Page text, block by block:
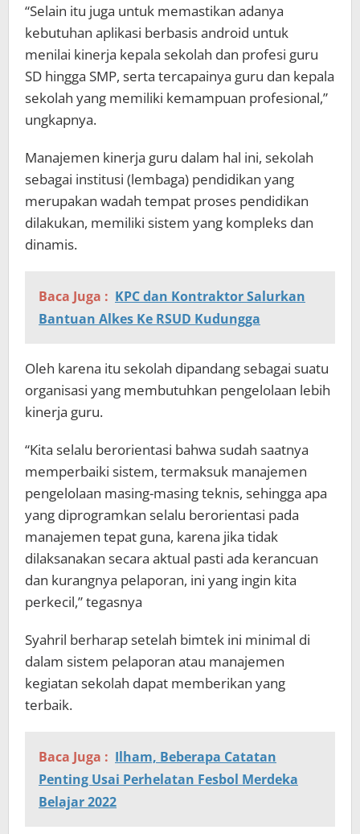
“Selain itu juga untuk memastikan adanya
kebutuhan aplikasi berbasis android untuk
menilai kinerja kepala sekolah dan profesi guru
SD hingga SMP, serta tercapainya guru dan kepala
sekolah yang memiliki kemampuan profesional,”
ungkapnya.
Manajemen kinerja guru dalam hal ini, sekolah
sebagai institusi (lembaga) pendidikan yang
merupakan wadah tempat proses pendidikan
dilakukan, memiliki sistem yang kompleks dan
dinamis.
Baca Juga : KPC dan Kontraktor Salurkan
Bantuan Alkes Ke RSUD Kudungga
Oleh karena itu sekolah dipandang sebagai suatu
organisasi yang membutuhkan pengelolaan lebih
kinerja guru.
“Kita selalu berorientasi bahwa sudah saatnya
memperbaiki sistem, termaksuk manajemen
pengelolaan masing-masing teknis, sehingga apa
yang diprogramkan selalu berorientasi pada
manajemen tepat guna, karena jika tidak
dilaksanakan secara aktual pasti ada kerancuan
dan kurangnya pelaporan, ini yang ingin kita
perkecil,” tegasnya
Syahril berharap setelah bimtek ini minimal di
dalam sistem pelaporan atau manajemen
kegiatan sekolah dapat memberikan yang
terbaik.
Baca Juga : Ilham, Beberapa Catatan
Penting Usai Perhelatan Fesbol Merdeka
Belajar 2022